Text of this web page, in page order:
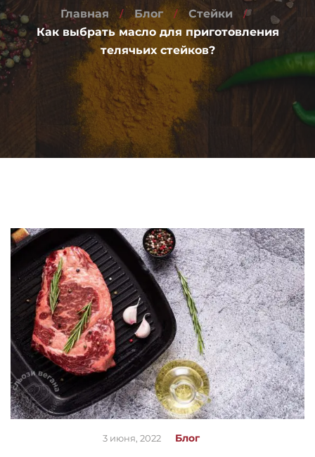
Главная Блог
Стейки
Как выбрать масло для приготовления
телячьих стейков?
3 июня, 2022 Блог